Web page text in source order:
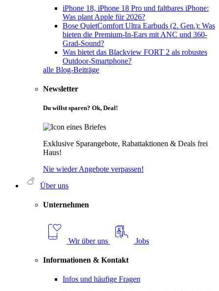
iPhone 18, iPhone 18 Pro und faltbares iPhone:
Was plant Apple für 2026?
Bose QuietComfort Ultra Earbuds (2. Gen.): Was
bieten die Premium-In-Ears mit ANC und 360-
Grad-Sound?
Was bietet das Blackview FORT 2 als robustes
Outdoor-Smartphone?
alle Blog-Beiträge
Newsletter
Du willst sparen? Ok, Deal!
Exklusive Sparangebote, Rabattaktionen & Deals frei
Haus!
Nie wieder Angebote verpassen!
Über uns
Unternehmen
Wir über uns Jobs
Informationen & Kontakt
Infos und häufige Fragen